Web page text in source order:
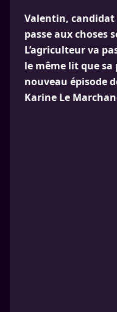
Valentin, candidat
passe aux choses
L’agriculteur va
le même lit que
nouveau épisode
Karine Le